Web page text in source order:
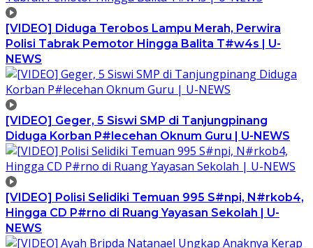
[VIDEO] Diduga Terobos Lampu Merah, Perwira
Polisi Tabrak Pemotor Hingga Balita T#w4s | U-
NEWS
[VIDEO] Geger, 5 Siswi SMP di Tanjungpinang
Diduga Korban P#lecehan Oknum Guru | U-NEWS
[VIDEO] Polisi Selidiki Temuan 995 S#npi, N#rkob4,
Hingga CD P#rno di Ruang Yayasan Sekolah | U-
NEWS